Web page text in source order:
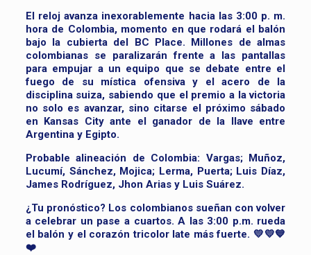
El reloj avanza inexorablemente hacia las 3:00 p. m.
hora de Colombia, momento en que rodará el balón
bajo la cubierta del BC Place. Millones de almas
colombianas se paralizarán frente a las pantallas
para empujar a un equipo que se debate entre el
fuego de su mística ofensiva y el acero de la
disciplina suiza, sabiendo que el premio a la victoria
no solo es avanzar, sino citarse el próximo sábado
en Kansas City ante el ganador de la llave entre
Argentina y Egipto.
Probable alineación de Colombia: Vargas; Muñoz,
Lucumí, Sánchez, Mojica; Lerma, Puerta; Luis Díaz,
James Rodríguez, Jhon Arias y Luis Suárez.
¿Tu pronóstico? Los colombianos sueñan con volver
a celebrar un pase a cuartos. A las 3:00 p.m. rueda
el balón y el corazón tricolor late más fuerte. 💛💛💙
❤️